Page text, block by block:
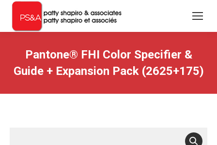
Pantone® FHI Color Specifier &
Guide + Expansion Pack (2625+175)